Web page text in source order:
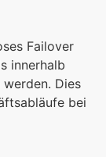
Failover
innerhalb
Dies
bei